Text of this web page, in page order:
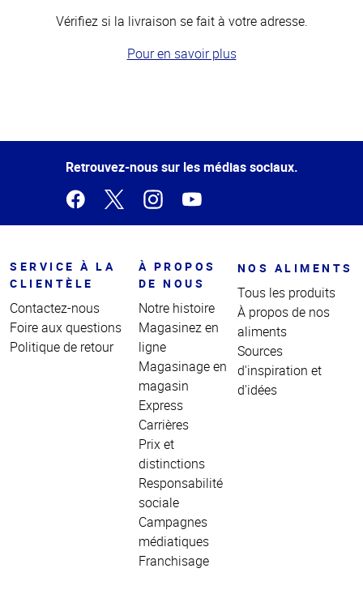
Vérifiez si la livraison se fait à votre adresse.
Pour en savoir plus
de la
Retrouvez-nous sur les médias sociaux.
SERVICE À LA
CLIENTÈLE
Contactez-nous
Foire aux questions
Politique de retour
À PROPOS
DE NOUS
Notre histoire
Magasinez en
ligne
Magasinage en
magasin
Express
Carrières
Prix et
distinctions
Responsabilité
sociale
Campagnes
médiatiques
Franchisage
NOS ALIMENTS
Tous les produits
À propos de nos
aliments
Sources
d'inspiration et
d'idées